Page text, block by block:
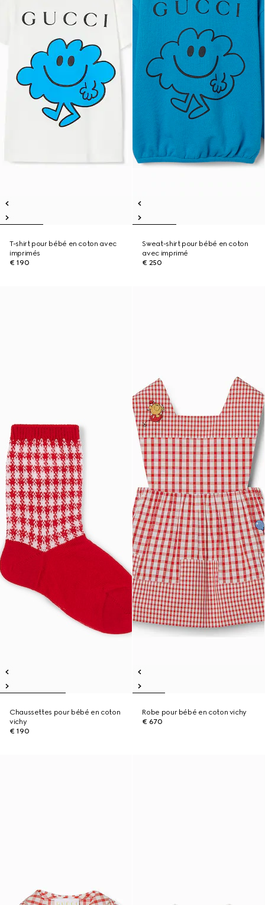
T-shirt pour bébé en coton avec
imprimés
€ 190
Sweat-shirt pour bébé en coton
avec imprimé
€ 250
Chaussettes pour bébé en coton
vichy
€ 190
Robe pour bébé en coton vichy
€ 670